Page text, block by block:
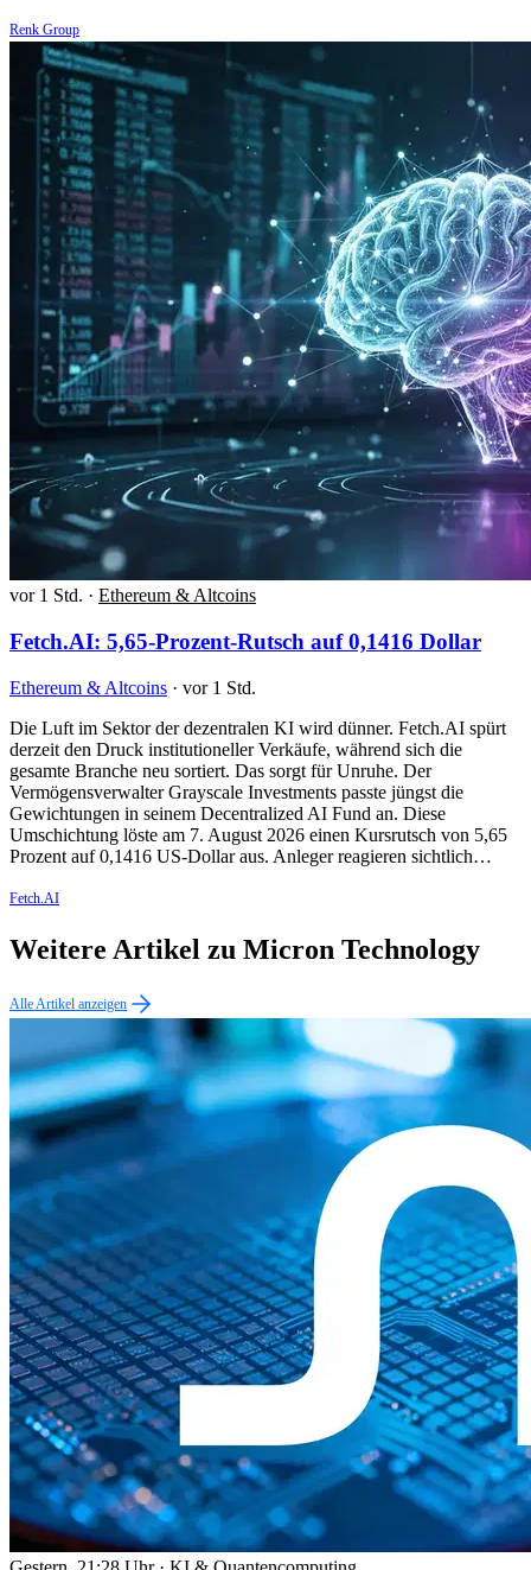
Renk Group
vor 1 Std. · Ethereum & Altcoins
Fetch.AI: 5,65-Prozent-Rutsch auf 0,1416 Dollar
Ethereum & Altcoins · vor 1 Std.
Die Luft im Sektor der dezentralen KI wird dünner. Fetch.AI spürt
derzeit den Druck institutioneller Verkäufe, während sich die
gesamte Branche neu sortiert. Das sorgt für Unruhe. Der
Vermögensverwalter Grayscale Investments passte jüngst die
Gewichtungen in seinem Decentralized AI Fund an. Diese
Umschichtung löste am 7. August 2026 einen Kursrutsch von 5,65
Prozent auf 0,1416 US-Dollar aus. Anleger reagieren sichtlich…
Fetch.AI
Weitere Artikel zu Micron Technology
Alle Artikel anzeigen